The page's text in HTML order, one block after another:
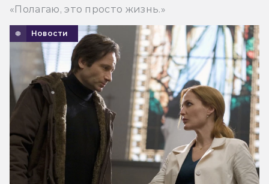
«Полагаю, это просто жизнь.»
Новости